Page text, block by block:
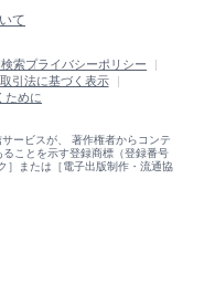
て
検索プライバシーポリシー
引法に基づく表示
ために
ービスが、 著作権者からコンテ
ことを示す登録商標（登録番号
］または［電子出版制作・流通協